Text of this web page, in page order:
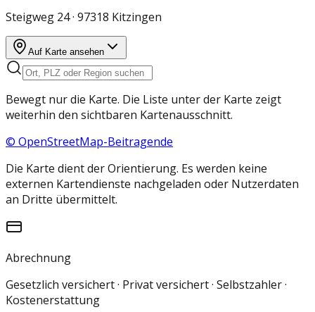
Steigweg 24 · 97318 Kitzingen
Auf Karte ansehen
Bewegt nur die Karte. Die Liste unter der Karte zeigt
weiterhin den sichtbaren Kartenausschnitt.
© OpenStreetMap-Beitragende
Die Karte dient der Orientierung. Es werden keine
externen Kartendienste nachgeladen oder Nutzerdaten
an Dritte übermittelt.
Abrechnung
Gesetzlich versichert · Privat versichert · Selbstzahler ·
Kostenerstattung